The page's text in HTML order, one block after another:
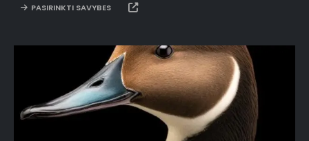
PASIRINKTI SAVYBES